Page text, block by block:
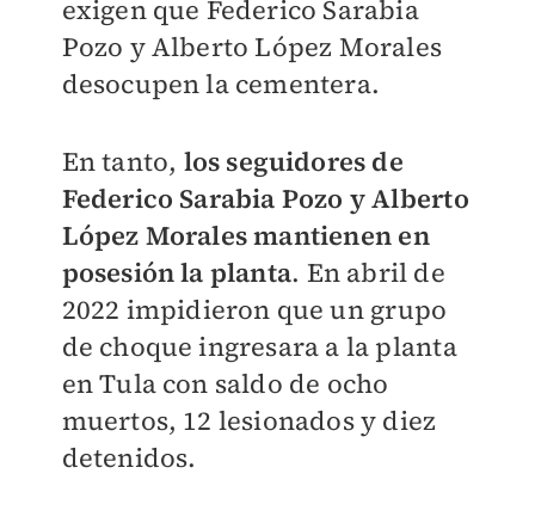
exigen que Federico Sarabia
Pozo y Alberto López Morales
desocupen la cementera.
En tanto, los seguidores de
Federico Sarabia Pozo y Alberto
López Morales mantienen en
posesión la planta. En abril de
2022 impidieron que un grupo
de choque ingresara a la planta
en Tula con saldo de ocho
muertos, 12 lesionados y diez
detenidos.